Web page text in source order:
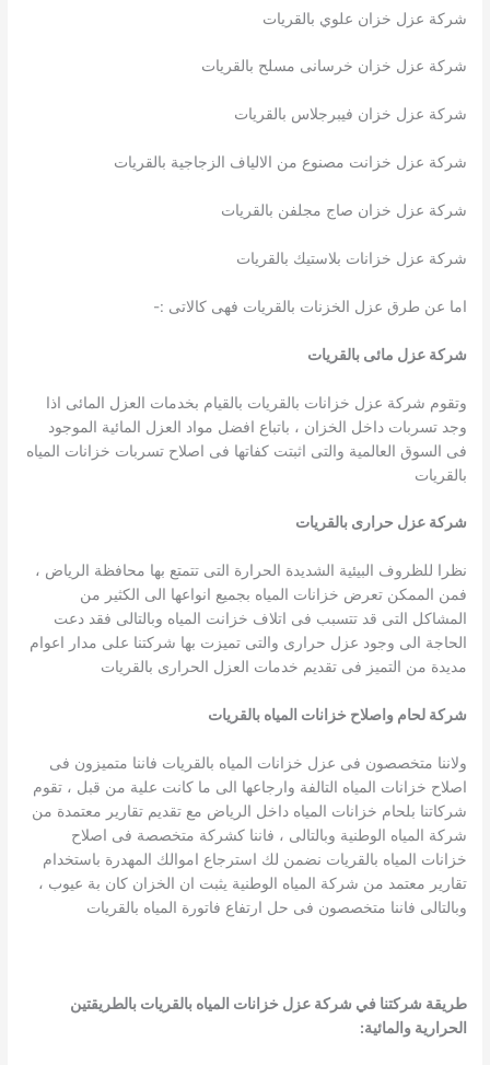
شركة عزل خزان علوي بالقريات
شركة عزل خزان خرسانى مسلح بالقريات
شركة عزل خزان فيبرجلاس بالقريات
شركة عزل خزانت مصنوع من الالياف الزجاجية بالقريات
شركة عزل خزان صاج مجلفن بالقريات
شركة عزل خزانات بلاستيك بالقريات
اما عن طرق عزل الخزنات بالقريات فهى كالاتى :-
شركة عزل مائى بالقريات
وتقوم شركة عزل خزانات بالقريات بالقيام بخدمات العزل المائى اذا
وجد تسربات داخل الخزان ، باتباع افضل مواد العزل المائية الموجود
فى السوق العالمية والتى اثبتت كفاتها فى اصلاح تسربات خزانات المياه
بالقريات
شركة عزل حرارى بالقريات
نظرا للظروف البيئية الشديدة الحرارة التى تتمتع بها محافظة الرياض ،
فمن الممكن تعرض خزانات المياه بجميع انواعها الى الكثير من
المشاكل التى قد تتسبب فى اتلاف خزانت المياه وبالتالى فقد دعت
الحاجة الى وجود عزل حرارى والتى تميزت بها شركتنا على مدار اعوام
مديدة من التميز فى تقديم خدمات العزل الحرارى بالقريات
شركة لحام واصلاح خزانات المياه بالقريات
ولاننا متخصصون فى عزل خزانات المياه بالقريات فاننا متميزون فى
اصلاح خزانات المياه التالفة وارجاعها الى ما كانت علية من قبل ، تقوم
شركاتنا بلحام خزانات المياه داخل الرياض مع تقديم تقارير معتمدة من
شركة المياه الوطنية وبالتالى ، فاننا كشركة متخصصة فى اصلاح
خزانات المياه بالقريات نضمن لك استرجاع اموالك المهدرة باستخدام
تقارير معتمد من شركة المياه الوطنية يثبت ان الخزان كان بة عيوب ،
وبالتالى فاننا متخصصون فى حل ارتفاع فاتورة المياه بالقريات
طريقة شركتنا في شركة عزل خزانات المياه بالقريات بالطريقتين
الحرارية والمائية: